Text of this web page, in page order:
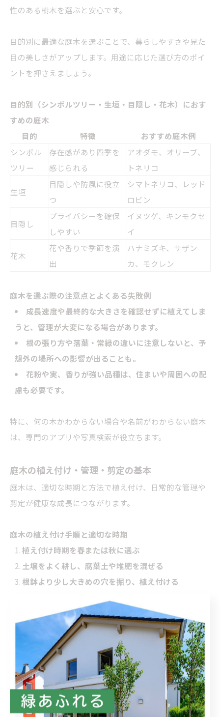
性のある樹木を選ぶと安心です。
目的別に最適な庭木を選ぶことで、暮らしやすさや見た
目の美しさがアップします。用途に応じた選び方のポイ
ントを押さえましょう。
目的別（シンボルツリー・生垣・目隠し・花木）におす
すめの庭木
目的
特徴
おすすめ庭木例
シンボル
ツリー
存在感があり四季を
感じられる
アオダモ、 オリーブ、
トネリコ
生垣
目隠しや防風に役立
つ
シマトネリコ、レッド
ロビン
目隠し
プライバシーを確保
しやすい
イヌツゲ、キンモクセ
イ
花木
花や香りで季節を演
出
ハナミズキ、サザン
カ、モクレン
庭木を選ぶ際の注意点とよくある失敗例
成長速度や最終的な大きさを確認せずに植えてしま
うと、管理が大変になる場合があります。
根の張り方や落葉・常緑の違いに注意しないと、予
想外の場所への影響が出ることも。
花粉や実、香りが強い品種は、住まいや周囲への配
慮も必要です。
特に、何の木かわからない場合や名前がわからない庭木
は、専門のアプリや写真検索が役立ちます。
庭木の植え付け・管理・剪定の基本
庭木は、適切な時期と方法で植え付け、日常的な管理や
剪定が健康な成長につながります。
庭木の植え付け手順と適切な時期
植え付け時期を春または秋に選ぶ
土壌をよく耕し、腐葉土や堆肥を混ぜる
根鉢より少し大きめの穴を掘り、植え付ける
特に新芽が動き出す春は、活着しやすい時期です。
剪定・手入れ・病害虫予防のポイント
剪定は冬か早春に行い、樹形を整えましょう。
枯れ枝や込み合った枝は早めに取り除くと、病害虫